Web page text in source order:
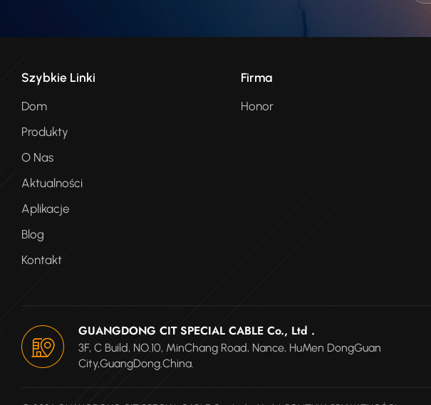
Szybkie Linki
Dom
Produkty
O Nas
Aktualności
Aplikacje
Blog
Kontakt
Firma
Honor
GUANGDONG CIT SPECIAL CABLE Co., Ltd .
3F, C Build, NO.10, MinChang Road, Nance, HuMen DongGuan
City,GuangDong.China.